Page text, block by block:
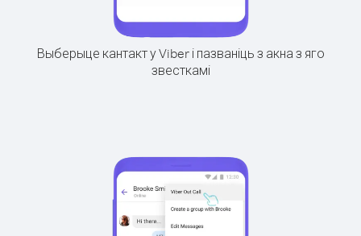
Выберыце кантакт у Viber і пазваніць з акна з яго
звесткамі